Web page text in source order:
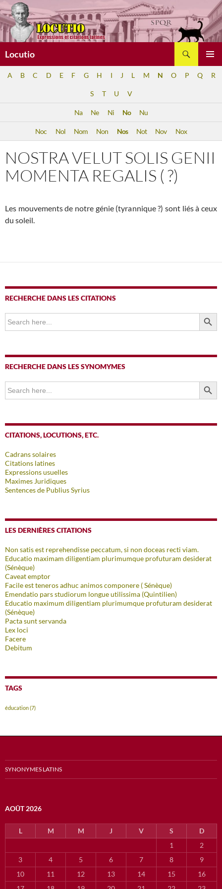
Aller
au
contenu
Locutio
A B C D E F G H I J L M N O P Q R
S T U V
Na Ne Ni No Nu
Noc Nol Nom Non Nos Not Nov Nox
NOSTRA VELUT SOLIS GENII
MOMENTA REGALIS ( ?)
Les mouvements de notre génie (tyrannique ?) sont liés à ceux
du soleil.
RECHERCHE DANS LES CITATIONS
Search
for:
SEARCH
RECHERCHE DANS LES SYNOMYMES
Search
for:
SEARCH
CITATIONS, LOCUTIONS, ETC.
Cadrans solaires
Citations latines
Expressions usuelles
Maximes Juridiques
Sentences de Publius Syrius
LES DERNIÈRES CITATIONS
Non satis est reprehendisse peccatum, si non doceas recti viam.
Educatio maximam diligentiam plurimumque profuturam desiderat
(Sénèque)
Caveat emptor
Facile est teneros adhuc animos componere ( Sénèque)
Emendatio pars studiorum longue utilissima (Quintilien)
Educatio maximum diligentiam plurimumque profuturam desiderat
(Sénèque)
Pacta sunt servanda
Lex loci
Facere
Debitum
TAGS
éducation(7)
SYNONYMES LATINS
AOÛT 2026
L M M J V S
D
1
2
3
4 5 6 7 8
9
10
11 12 13 14 15
16